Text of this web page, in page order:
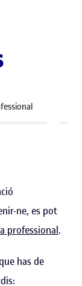
ne, es pot
professional.
has de